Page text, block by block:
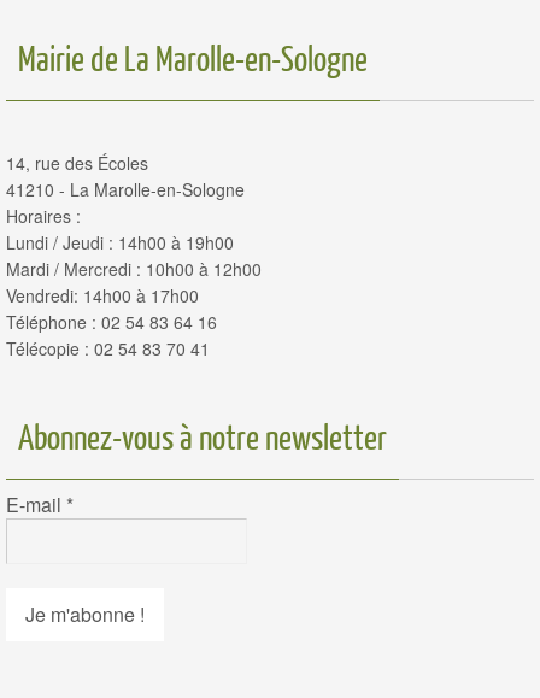
Mairie de La Marolle-en-Sologne
14, rue des Écoles
41210 - La Marolle-en-Sologne
Horaires :
Lundi / Jeudi : 14h00 à 19h00
Mardi / Mercredi : 10h00 à 12h00
Vendredi: 14h00 à 17h00
Téléphone : 02 54 83 64 16
Télécopie : 02 54 83 70 41
Abonnez-vous à notre newsletter
E-mail *